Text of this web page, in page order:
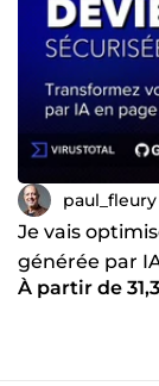
paul_fleury
Je vais
générée par
À partir de